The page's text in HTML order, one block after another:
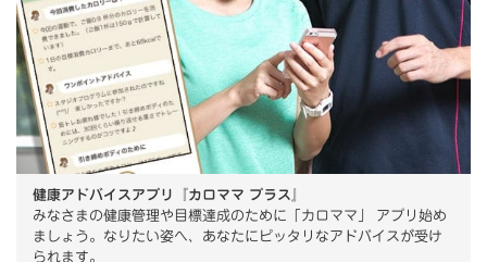
健康アドバイスアプリ『カロママ プラス』
みなさまの健康管理や目標達成のために「カロママ」 アプリ始め
ましょう。なりたい姿へ、あなたにピッタリなアドバイスが受け
られます。